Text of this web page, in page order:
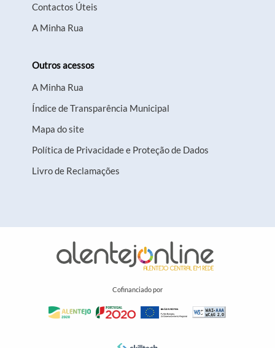
Contactos Úteis
A Minha Rua
Outros acessos
A Minha Rua
Índice de Transparência Municipal
Mapa do site
Política de Privacidade e Proteção de Dados
Livro de Reclamações
Cofinanciado por